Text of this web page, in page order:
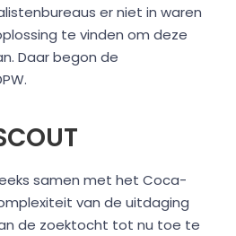
er niet in waren
te vinden om deze
Daar begon de
samen met het Coca-
van de uitdaging
de zoektocht tot nu toe te